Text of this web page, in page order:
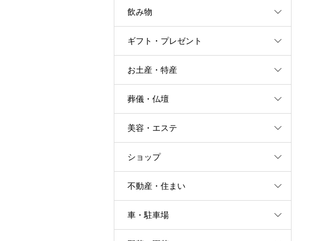
飲み物
ギフト・プレゼント
お土産・特産
葬儀・仏壇
美容・エステ
ショップ
不動産・住まい
車・駐車場